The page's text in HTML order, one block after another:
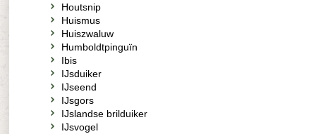
Houtsnip
Huismus
Huiszwaluw
Humboldtpinguïn
Ibis
IJsduiker
IJseend
IJsgors
IJslandse brilduiker
IJsvogel